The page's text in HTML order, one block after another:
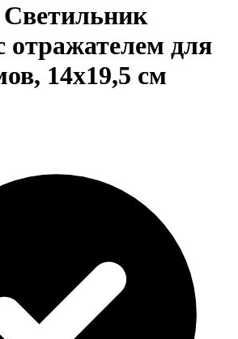
отражателем для
14х19,5 см